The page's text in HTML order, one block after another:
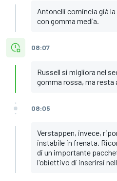
Antonelli comincia già
con gomma media.
08:07
Russell si migliora nel
gomma rossa, ma resta
08:05
Verstappen, invece,
instabile in frenata.
di un importante
l'obiettivo di inserirsi